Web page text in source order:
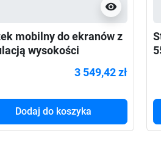
visibility
mobilny do ekranów z
wysokości
3 549,42 zł
Dodaj do koszyka